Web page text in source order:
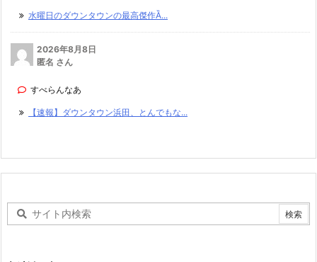
水曜日のダウンタウンの最高傑作Ȁ...
2026年8月8日
匿名 さん
すべらんなあ
【速報】ダウンタウン浜田、とんでもな...